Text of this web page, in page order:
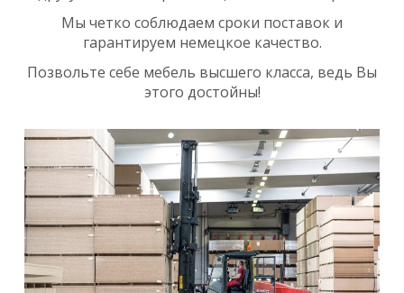
Мы четко соблюдаем сроки поставок и
гарантируем немецкое качество.
Позвольте себе мебель высшего класса, ведь Вы
этого достойны!